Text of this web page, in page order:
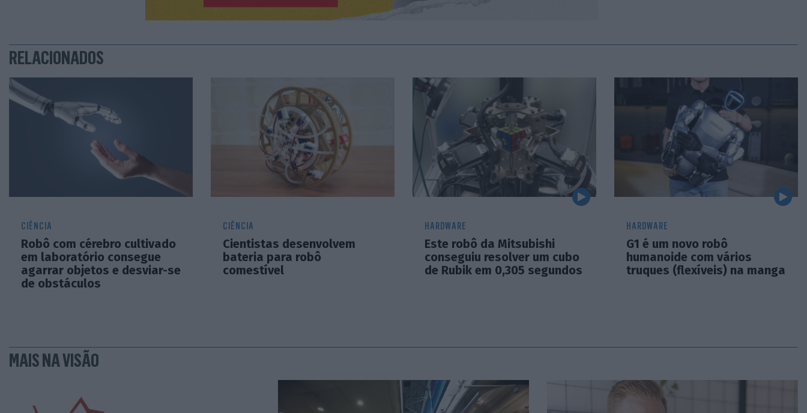
RELACIONADOS
CIÊNCIA
Robô com cérebro cultivado
em laboratório consegue
agarrar objetos e desviar-se
de obstáculos
CIÊNCIA
Cientistas desenvolvem
bateria para robô
comestível
HARDWARE
Este robô da Mitsubishi
conseguiu resolver um cubo
de Rubik em 0,305 segundos
HARDWARE
G1 é um novo robô
humanoide com vários
truques (flexíveis) na manga
MAIS NA VISÃO